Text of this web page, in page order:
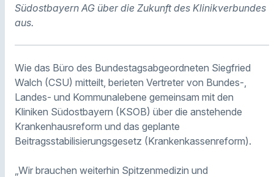
Südostbayern AG über die Zukunft des Klinikverbundes
aus.
Wie das Büro des Bundestagsabgeordneten Siegfried
Walch (CSU) mitteilt, berieten Vertreter von Bundes-,
Landes- und Kommunalebene gemeinsam mit den
Kliniken Südostbayern (KSOB) über die anstehende
Krankenhausreform und das geplante
Beitragsstabilisierungsgesetz (Krankenkassenreform).
„Wir brauchen weiterhin Spitzenmedizin und